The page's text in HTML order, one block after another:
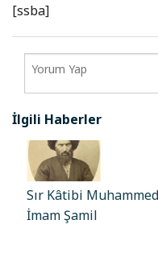
[ssba]
İlgili Haberler
Sır Kâtibi
İmam Şamil